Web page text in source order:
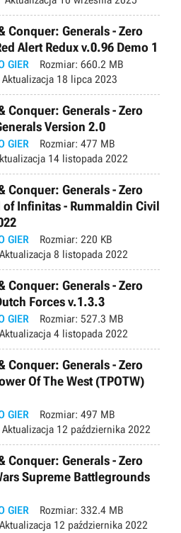
Conquer: Generals - Zero
Alert Redux v.0.96 Demo 1
GIER Rozmiar: 660.2 MB
Aktualizacja 18 lipca 2023
Conquer: Generals - Zero
Version 2.0
GIER Rozmiar: 477 MB
14 listopada 2022
Conquer: Generals - Zero
of Infinitas - Rummaldin Civil
GIER Rozmiar: 220 KB
Aktualizacja 8 listopada 2022
Conquer: Generals - Zero
Forces v.1.3.3
GIER Rozmiar: 527.3 MB
Aktualizacja 4 listopada 2022
Conquer: Generals - Zero
Of The West (TPOTW)
GIER Rozmiar: 497 MB
Aktualizacja 12 października 2022
Conquer: Generals - Zero
Supreme Battlegrounds
GIER Rozmiar: 332.4 MB
Aktualizacja 12 października 2022